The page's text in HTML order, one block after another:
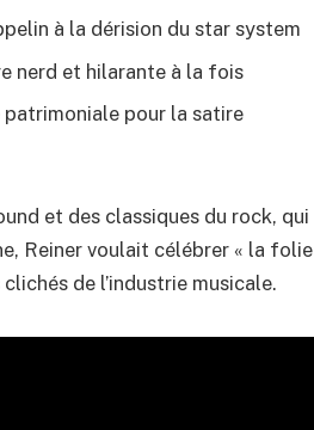
à la dérision du star system
nerd et hilarante à la fois
pour la satire
et des classiques du rock, qui
Reiner voulait célébrer « la folie
de l’industrie musicale.